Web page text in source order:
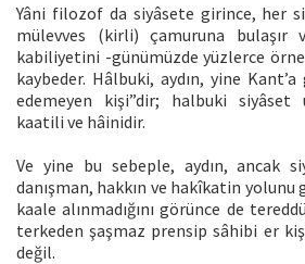
Yâni filozof da siyâsete girince, her
mülevves (kirli) çamuruna bulaşır
kabiliyetini -günümüzde yüzlerce
kaybeder. Hâlbuki, aydın, yine
edemeyen kişi”dir; halbuki siyâset
kaatili ve hâinidir.
Ve yine bu sebeple, aydın, ancak
danışman, hakkın ve hakîkatin
kaale alınmadığını görünce de
terkeden şaşmaz prensip sâhibi er
değil.